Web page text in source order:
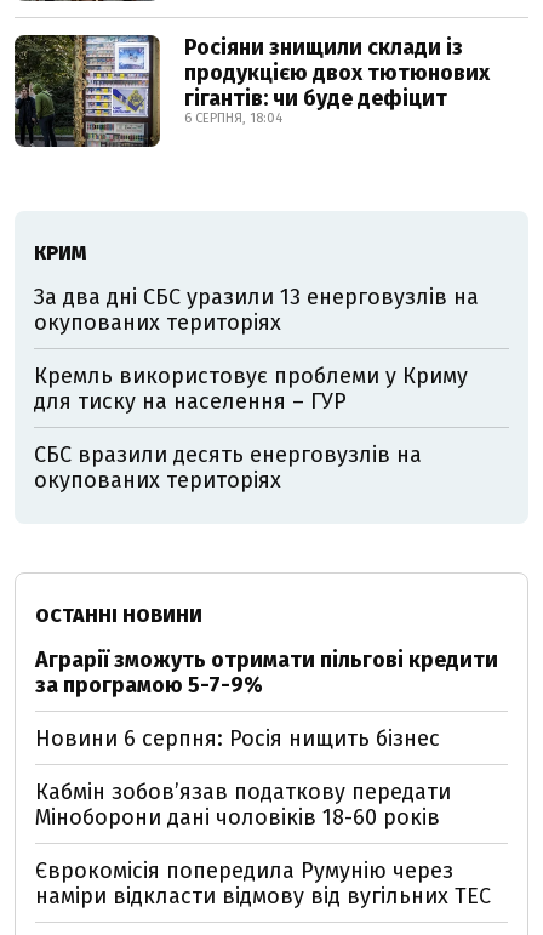
Росіяни знищили склади із
продукцією двох тютюнових
гігантів: чи буде дефіцит
6 СЕРПНЯ, 18:04
КРИМ
За два дні СБС уразили 13 енерговузлів на
окупованих територіях
Кремль використовує проблеми у Криму
для тиску на населення – ГУР
СБС вразили десять енерговузлів на
окупованих територіях
ОСТАННІ НОВИНИ
Аграрії зможуть отримати пільгові кредити
за програмою 5-7-9%
Новини 6 серпня: Росія нищить бізнес
Кабмін зобовʼязав податкову передати
Міноборони дані чоловіків 18-60 років
Єврокомісія попередила Румунію через
наміри відкласти відмову від вугільних ТЕС